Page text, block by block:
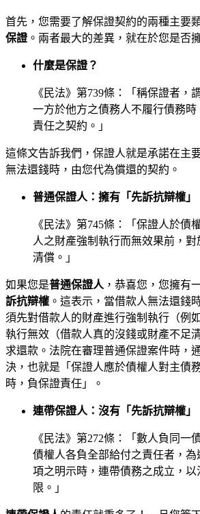
首先，您需要了解保證契約的兩種主要
保證。兩者最大的差異，就在於您是否
什麼是保證？
《民法》第739條：「稱保證者，
一方於他方之債務人不履行債務
責任之契約。」
這條文告訴我們，保證人就是承諾在主
無法還錢時，由您代為償還的契約。
普通保證人：擁有「先訴抗辯權」
《民法》第745條：「保證人於債
人之財產強制執行而無效果前，
清償。」
如果您是普通保證人 ，恭喜您，您擁
訴抗辯權 。這表示，當借款人無法還錢
須先對借款人的財產進行強制執行（例
執行無效（借款人真的沒錢或財產不足
求還款。法院在審理普通保證案件時，
決，也就是「保證人應於債權人對主債
時，負保證責任」。
連帶保證人：沒有「先訴抗辯權」
《民法》第272條：「數人負同一
債權人各負全部給付之責任者，
項之明示時，連帶債務之成立，以
限。」